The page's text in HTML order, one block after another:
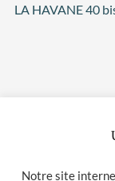
LA HAVANE 40
Notre site